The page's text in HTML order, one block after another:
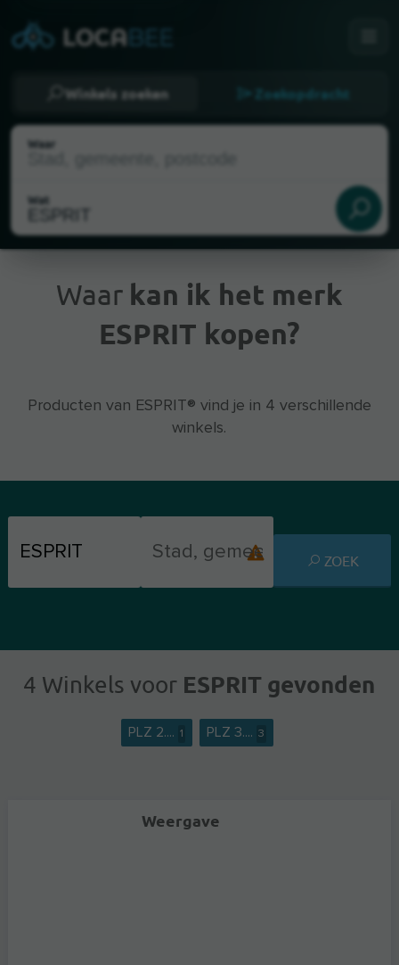
Winkels zoeken Zoekopdracht
Waar
Wat
Huidige locatie
Waar kan ik het merk
ESPRIT kopen?
Producten van ESPRIT® vind je in 4 verschillende
winkels.
ZOEK
4 Winkels voor ESPRIT gevonden
PLZ 2.... 1 PLZ 3.... 3
Weergave